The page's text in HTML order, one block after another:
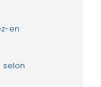
en
selon